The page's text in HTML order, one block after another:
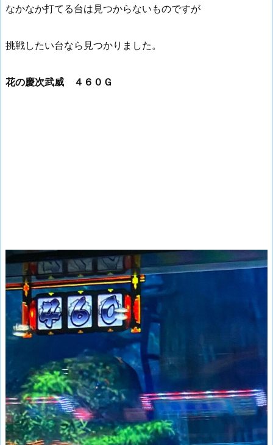
なかなか打てる台は見つからないものですが
挑戦したい台なら見つかりました。
花の慶次武威 ４６０Ｇ